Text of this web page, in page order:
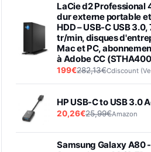
LaCie d2 Professional
dur externe portable
HDD – USB-C USB 3.0,
tr/min, disques
Mac et PC,
à Adobe CC
199€282,13€Cdiscount
HP USB-C to USB 3.0
20,26€25,99€Amazon
Samsung Galaxy A80 -